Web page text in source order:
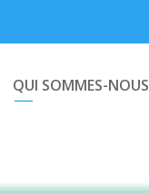
QUI SOMMES-NOUS